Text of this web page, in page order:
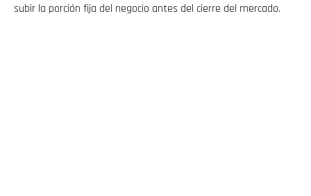
subir la porción fija del negocio antes del cierre del mercado.